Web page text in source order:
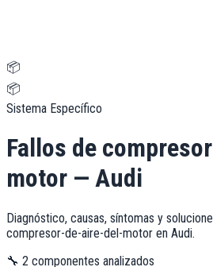
📦
📦
Sistema Específico
Fallos de
motor — Audi
Diagnóstico, causas, síntomas y
compresor-de-aire-del-motor en Audi.
🔧 2 componentes analizados